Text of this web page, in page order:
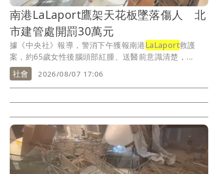
南港LaLaport鷹架天花板墜落傷人 北
市建管處開罰30萬元
據《中央社》報導，警消下午獲報南港LaLaport救護
案，約65歲女性後腦頭部紅腫、送醫前意識清楚，...
社會
2026/08/07 17:06